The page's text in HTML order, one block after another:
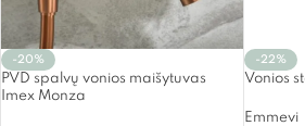
-20%
PVD spalvų vonios maišytuvas
Imex Monza
-22%
Vonios
Emmevi